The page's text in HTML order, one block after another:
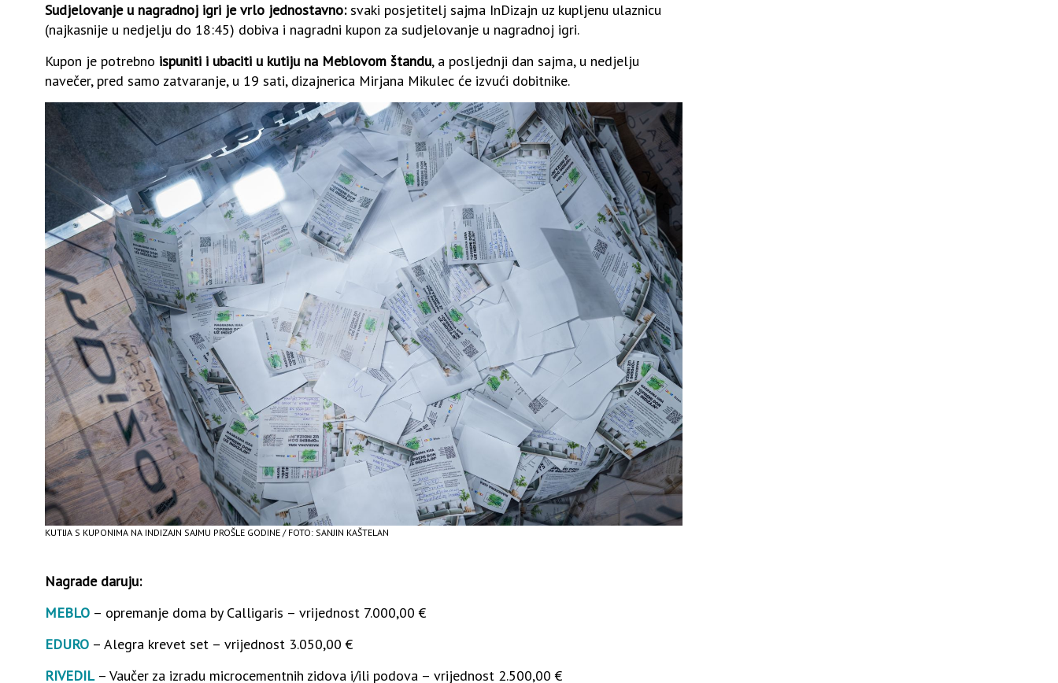
Sudjelovanje u nagradnoj igri je vrlo jednostavno:svaki posjetitelj sajma InDizajn uz kupljenu ulaznicu
(najkasnije u nedjelju do 18:45) dobiva i nagradni kupon za sudjelovanje u nagradnoj igri.
Kupon je potrebno ispuniti i ubaciti u kutiju na Meblovom štandu, a posljednji dan sajma, u nedjelju
navečer, pred samo zatvaranje, u 19 sati, dizajnerica Mirjana Mikulec će izvući dobitnike.
KUTIJA S KUPONIMA NA INDIZAJN SAJMU PROŠLE GODINE / FOTO: SANJIN KAŠTELAN
Nagrade daruju:
MEBLO – opremanje doma by Calligaris – vrijednost 7.000,00 €
EDURO – Alegra krevet set – vrijednost 3.050,00 €
RIVEDIL– Vaučer za izradu microcementnih zidova i/ili podova – vrijednost 2.500,00 €